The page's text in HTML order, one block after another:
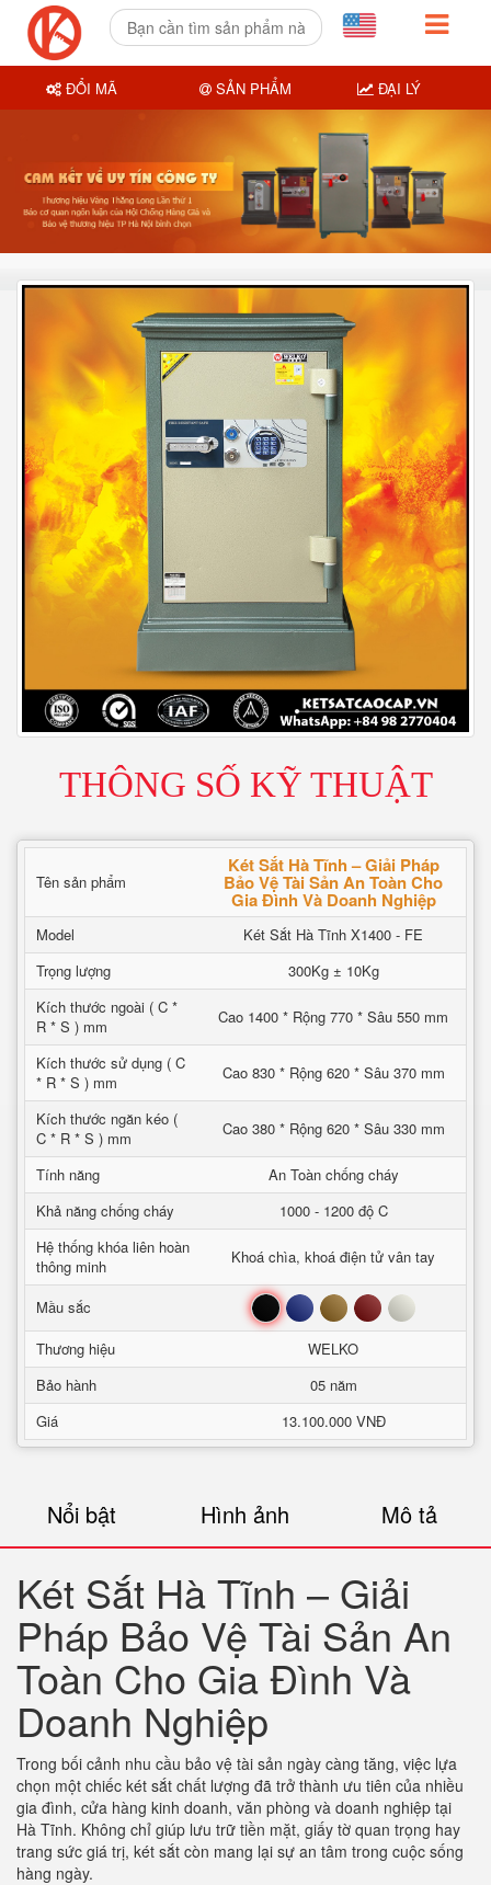
THÔNG SỐ KỸ THUẬT
Tên sản phẩm
Két Sắt Hà Tĩnh – Giải Pháp
Bảo Vệ Tài Sản An Toàn Cho
Gia Đình Và Doanh Nghiệp
Model
Két Sắt Hà Tĩnh X1400 - FE
Trọng lượng
300Kg ± 10Kg
Kích thước ngoài ( C *
R * S ) mm
Cao 1400 * Rộng 770 * Sâu 550 mm
Kích thước sử dụng ( C
* R * S ) mm
Cao 830 * Rộng 620 * Sâu 370 mm
Kích thước ngăn kéo (
C * R * S ) mm
Cao 380 * Rộng 620 * Sâu 330 mm
Tính năng
An Toàn chống cháy
Khả năng chống cháy
1000 - 1200 độ C
Hệ thống khóa liên hoàn
thông minh
Khoá chìa, khoá điện tử vân tay
Mầu sắc Đen Xanh Nâu Đỏ Trắng
Thương hiệu
WELKO
Bảo hành
05 năm
Giá
13.100.000 VNĐ
Nổi bật Hình ảnh Mô tả
Két Sắt Hà Tĩnh – Giải
Pháp Bảo Vệ Tài Sản An
Toàn Cho Gia Đình Và
Doanh Nghiệp
Trong bối cảnh nhu cầu bảo vệ tài sản ngày càng tăng, việc lựa
chọn một chiếc két sắt chất lượng đã trở thành ưu tiên của nhiều
gia đình, cửa hàng kinh doanh, văn phòng và doanh nghiệp tại
Hà Tĩnh. Không chỉ giúp lưu trữ tiền mặt, giấy tờ quan trọng hay
trang sức giá trị, két sắt còn mang lại sự an tâm trong cuộc sống
hàng ngày.
ĐỔI MÃ SẢN PHẨM ĐẠI LÝ